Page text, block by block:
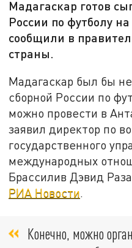
Мадагаскар готов
России по футболу
сообщили в
страны.
Мадагаскар был бы
сборной России по
можно провести в
заявил директор по
государственного
международных
Брассилив Дэвид
РИА Новости.
Конечно, можно